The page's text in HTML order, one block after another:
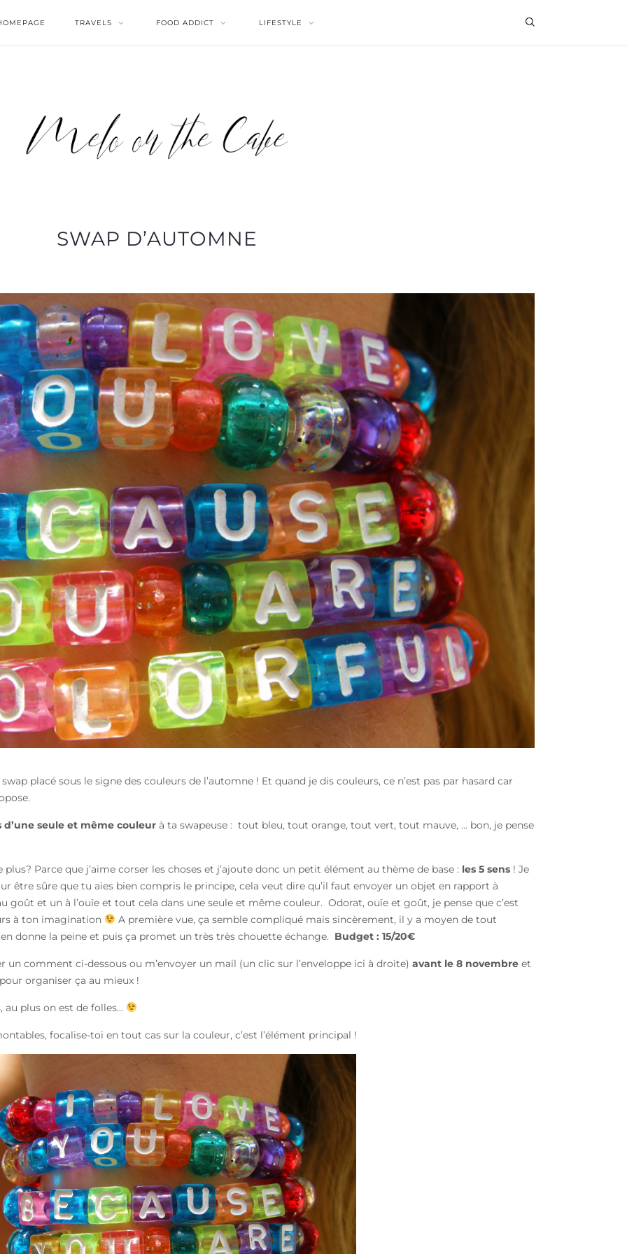
TRAVELS FOOD ADDICT LIFESTYLE
SWAP D’AUTOMNE
placé sous le signe des couleurs de l’automne ! Et quand je dis couleurs, ce n’est pas par hasard car
d’une seule et même couleur à ta swapeuse : tout bleu, tout orange, tout vert, tout mauve, … bon, je pense
Parce que j’aime corser les choses et j’ajoute donc un petit élément au thème de base : les 5 sens ! Je
être sûre que tu aies bien compris le principe, cela veut dire qu’il faut envoyer un objet en rapport à
goût et un à l’ouïe et tout cela dans une seule et même couleur. Odorat, ouïe et goût, je pense que c’est
à ton imagination
A première vue, ça semble compliqué mais sincèrement, il y a moyen de tout
donne la peine et puis ça promet un très très chouette échange. Budget : 15/20€
un comment ci-dessous ou m’envoyer un mail (un clic sur l’enveloppe ici à droite) avant le 8 novembre et
organiser ça au mieux !
au plus on est de folles…
focalise-toi en tout cas sur la couleur, c’est l’élément principal !